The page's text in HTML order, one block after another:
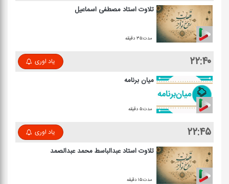
تلاوت استاد مصطفی اسماعیل
مدت:۳۵ دقیقه
۲۲:۴۰ یاد اوری
میان برنامه
مدت:۵ دقیقه
۲۲:۴۵ یاد اوری
تلاوت استاد عبدالباسط محمد عبدالصمد
مدت:۱۵ دقیقه